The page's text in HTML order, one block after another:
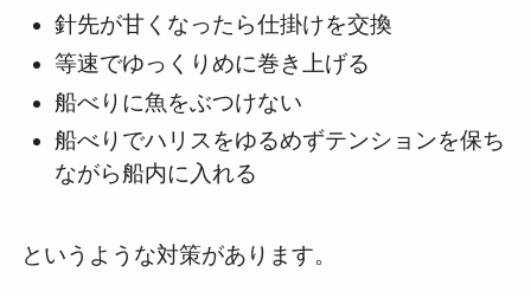
針先が甘くなったら仕掛けを交換
等速でゆっくりめに巻き上げる
船べりに魚をぶつけない
船べりでハリスをゆるめずテンションを保ち
ながら船内に入れる
というような対策があります。